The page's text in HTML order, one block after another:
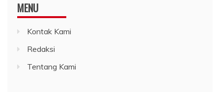
MENU
Kontak Kami
Redaksi
Tentang Kami